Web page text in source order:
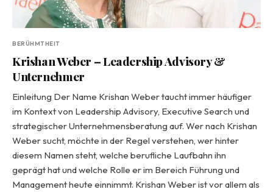
BERÜHMTHEIT
Krishan Weber – Leadership Advisory &
Unternehmer
Einleitung Der Name Krishan Weber taucht immer häufiger
im Kontext von Leadership Advisory, Executive Search und
strategischer Unternehmensberatung auf. Wer nach Krishan
Weber sucht, möchte in der Regel verstehen, wer hinter
diesem Namen steht, welche berufliche Laufbahn ihn
geprägt hat und welche Rolle er im Bereich Führung und
Management heute einnimmt. Krishan Weber ist vor allem als